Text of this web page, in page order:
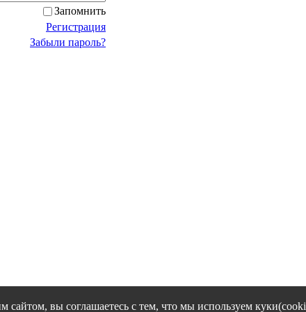
Запомнить
Регистрация
Забыли пароль?
сайтом, вы соглашаетесь с тем, что мы используем